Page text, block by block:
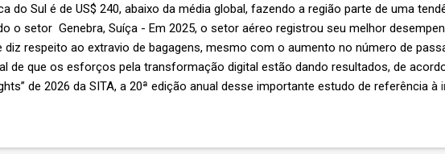
do Sul é de US$ 240, abaixo da média global, fazendo a região parte de uma
o setor Genebra, Suíça - Em 2025, o setor aéreo registrou seu melhor
diz respeito ao extravio de bagagens, mesmo com o aumento no número de
de que os esforços pela transformação digital estão dando resultados, de
de 2026 da SITA, a 20ª edição anual desse importante estudo de referência
US$ 8 por passageiro, uma mala extraviada anula o lucro de mais de 30